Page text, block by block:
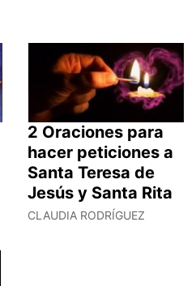
2 Oraciones para
hacer peticiones a
Santa Teresa de
Jesús y Santa Rita
CLAUDIA RODRÍGUEZ